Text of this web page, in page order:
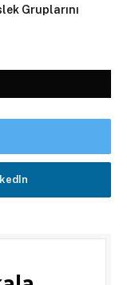
Gruplarını